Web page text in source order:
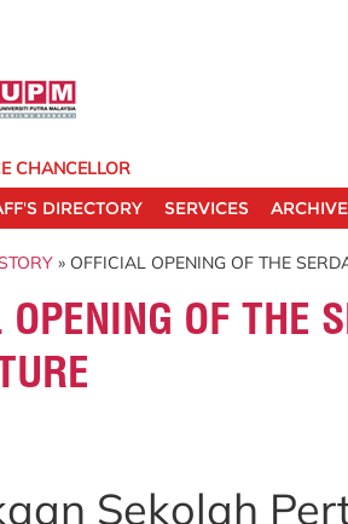
CHANCELLOR
DIRECTORY SERVICES
» OFFICIAL OPENING OF THE
OF THE
Sekolah